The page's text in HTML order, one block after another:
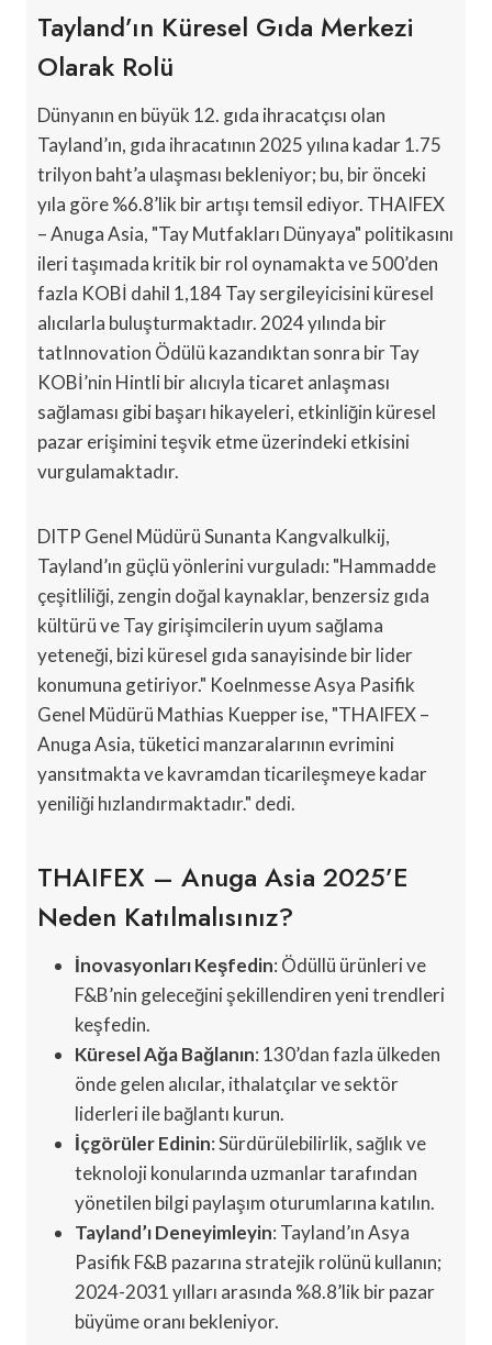
Tayland’ın Küresel Gıda Merkezi
Olarak Rolü
Dünyanın en büyük 12. gıda ihracatçısı olan
Tayland’ın, gıda ihracatının 2025 yılına kadar 1.75
trilyon baht’a ulaşması bekleniyor; bu, bir önceki
yıla göre %6.8’lik bir artışı temsil ediyor. THAIFEX
– Anuga Asia, "Tay Mutfakları Dünyaya" politikasını
ileri taşımada kritik bir rol oynamakta ve 500’den
fazla KOBİ dahil 1,184 Tay sergileyicisini küresel
alıcılarla buluşturmaktadır. 2024 yılında bir
tatInnovation Ödülü kazandıktan sonra bir Tay
KOBİ’nin Hintli bir alıcıyla ticaret anlaşması
sağlaması gibi başarı hikayeleri, etkinliğin küresel
pazar erişimini teşvik etme üzerindeki etkisini
vurgulamaktadır.
DITP Genel Müdürü Sunanta Kangvalkulkij,
Tayland’ın güçlü yönlerini vurguladı: "Hammadde
çeşitliliği, zengin doğal kaynaklar, benzersiz gıda
kültürü ve Tay girişimcilerin uyum sağlama
yeteneği, bizi küresel gıda sanayisinde bir lider
konumuna getiriyor." Koelnmesse Asya Pasifik
Genel Müdürü Mathias Kuepper ise, "THAIFEX –
Anuga Asia, tüketici manzaralarının evrimini
yansıtmakta ve kavramdan ticarileşmeye kadar
yeniliği hızlandırmaktadır." dedi.
THAIFEX – Anuga Asia 2025’e
Neden Katılmalısınız?
İnovasyonları Keşfedin: Ödüllü ürünleri ve
F&B’nin geleceğini şekillendiren yeni trendleri
keşfedin.
Küresel Ağa Bağlanın: 130’dan fazla ülkeden
önde gelen alıcılar, ithalatçılar ve sektör
liderleri ile bağlantı kurun.
İçgörüler Edinin: Sürdürülebilirlik, sağlık ve
teknoloji konularında uzmanlar tarafından
yönetilen bilgi paylaşım oturumlarına katılın.
Tayland’ı Deneyimleyin: Tayland’ın Asya
Pasifik F&B pazarına stratejik rolünü kullanın;
2024-2031 yılları arasında %8.8’lik bir pazar
büyüme oranı bekleniyor.